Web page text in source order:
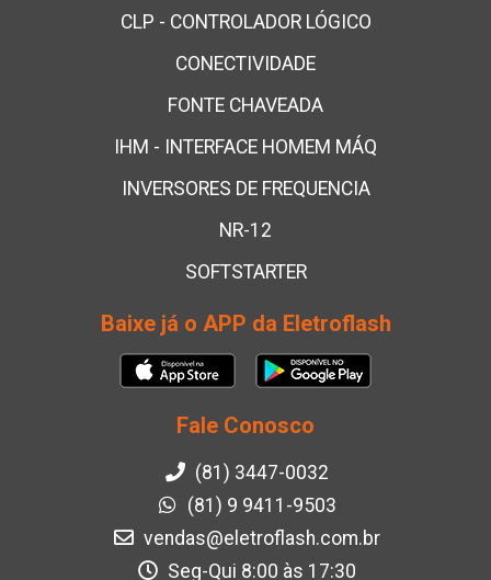
CLP - CONTROLADOR LÓGICO
CONECTIVIDADE
FONTE CHAVEADA
IHM - INTERFACE HOMEM MÁQ
INVERSORES DE FREQUENCIA
NR-12
SOFTSTARTER
Baixe já o APP da Eletroflash
Fale Conosco
(81) 3447-0032
(81) 9 9411-9503
vendas@eletroflash.com.br
Seg-Qui 8:00 às 17:30